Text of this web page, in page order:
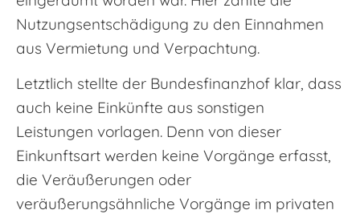
Nutzungsentschädigung zu den Einnahmen
aus Vermietung und Verpachtung.
Letztlich stellte der Bundesfinanzhof klar, dass
auch keine Einkünfte aus sonstigen
Leistungen vorlagen. Denn von dieser
Einkunftsart werden keine Vorgänge erfasst,
die Veräußerungen oder
veräußerungsähnliche Vorgänge im privaten